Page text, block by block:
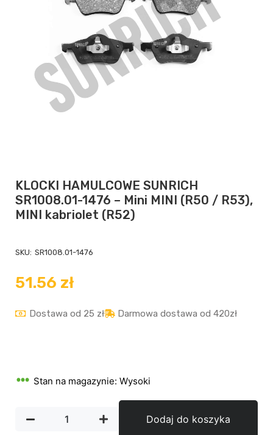
KLOCKI HAMULCOWE SUNRICH
SR1008.01-1476 – Mini MINI (R50 / R53),
MINI kabriolet (R52)
SKU: SR1008.01-1476
51.56 zł
Dostawa od 25 zł Darmowa dostawa od 420zł
Stan na magazynie: Wysoki
Dodaj do koszyka